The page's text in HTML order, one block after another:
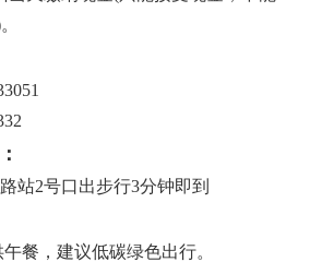
2号口出步行3分钟即到
，建议低碳绿色出行。